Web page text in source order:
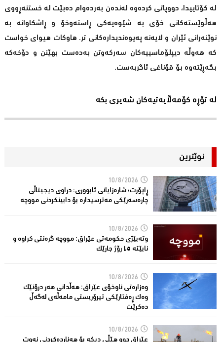
لە کۆتاییدا، دووپاتی کردەوە لەندەن بەردەوام دەبێت لە خستنەڕووی
هەڵوێستەکانی خۆی بە شێوەیەکی ڕاستەوخۆ و ڕاشکاوانە بە
نوێنەرانی ئێران و لایەنە پەیوەندیدارەکانی تر. هاوکات هیوای خواست
کە هەوڵە دیپلۆماسییەکان سەرکەوتن بەدەست بهێنن و دۆخەکە
بگەڕێتەوە بۆ قۆناغی ئاگربەست.
لە تۆڕە کۆمەڵایەتیەکان شەیری بکە
نوێترین
10/8/2026
ڕاپۆرت؛ شاره‌زایانی ئابووری: دراوی دیجیتاڵی
چاره‌سه‌رێكی مه‌ترسیداره‌ بۆ دابینكردنی مووچه‌
10/8/2026
وتەبێژی حکومەتی عێراق: مووچە گرەنتی کراوە و
نابێتە ٤٥ رۆژ جارێک
10/8/2026
وەزارەتی ناوخۆی عێراق: هەڵدانی هەر درۆنێک
وەک ڕەفتارێکی تیرۆریستی مامەڵەی لەگەڵ
دەکرێت
10/8/2026